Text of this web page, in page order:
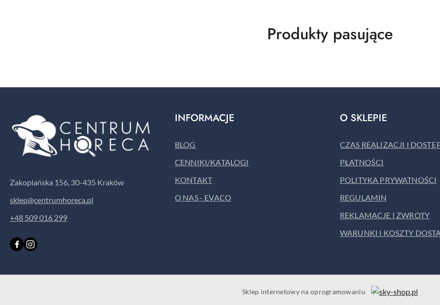
Produkty
Produkty pasujące
Zakopiańska 156, 30-435 Kraków
sklep@centrumhoreca.pl
+48 509 016 299
INFORMACJE
BLOG
CENNIKI/KATALOGI
KONTAKT
O NAS - EVACO
O SKLEPIE
CZAS REALIZACJI I
PŁATNOŚCI
POLITYKA PRYWATNOŚCI
REGULAMIN
REKLAMACJE I ZWROTY
WARUNKI I KOSZTY
Sklep internetowy na oprogramowaniu